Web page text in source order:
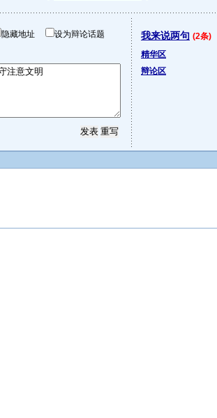
隐藏地址 设为辩论话题 我来说两句 (2条)
精华区
辩论区